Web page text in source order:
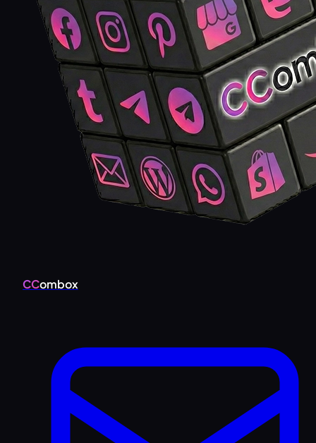
CCombox